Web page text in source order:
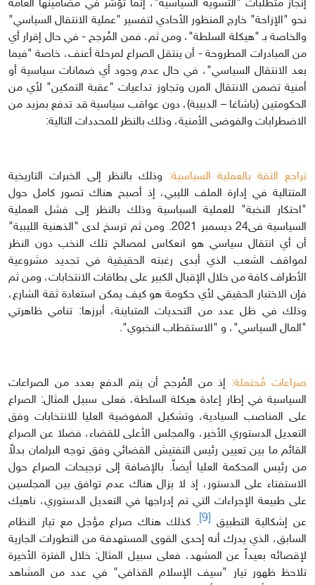
إنجاز متطلبات "التسوية السياسية"، إنما تؤشر في مضامينها العامة
نحو "الإزاحة" خارج المنظور الأحادي لتفسير "عملية الانتقال السياسي"
والخاصة بـ "هيكلة السلطة"، ومن ثم، فمن المُرجح - في حال إقرار أي
من المبادرات المطروحة - أن ينتقل الصراع لمرحلة أعنف، خاصة "فيما
بعد الانتقال السياسي"، في حال عدم وجود أي ضمانات سياسية أو
أمنية تضمن الانتقال المرن وتجاوز تداعيات "عقبة التمكين" لأي من
الحكومتين (باشاغا – الدبيبة)، دون عواقب سياسية قد تدفع بمزيد من
الاضطرابات والفوضى الأمنية، وذلك بالنظر للمحددات التالية:
تراجع الثقة بالعملية السياسية: وذلك بالنظر إلى الخبرات التاريخية
المتتالية في إدارة الملف الليبي، إذ أصبح هناك تصور كامل حول
"احتكار النخبة" للعملية السياسية وذلك بالنظر إلى فشل العملية
السياسية فى24 ديسمبر 2021. ومن ثم ترسخ لدى "الذهنية الليبية"
أن أي انتقال سياسي هو انعكاس لمصالح تلك النخب دون النظر
لمواقف الشعب الذي أبدى رغبته الحقيقية في تجديد مشروعية
الأطراف كافة من خلال الإقبال الكبير على بطاقات الانتخابات، ومن ثم
فإن الاختبار الحقيقي لأي حكومة هو كيف يمكن استعادة ثقة الشارع،
وذلك في ظل عدد من التحديات المتباينة، أبرزها: تنامي ظاهرتي
"المال السياسي"، و "الاستقطاب النخبوي".
صراعات مُحتملة: إذ من المُرجح أن يتم الدفع بعدد من الصراعات
السياسية في إطار إعادة هيكلة السلطة، فعلى سبيل المثال: الصراع
على المناصب السيادية، وتشكيل المفوضية العليا للانتخابات وفق
التعديل الدستوري الأخير، والمجلس الأعلى للقضاء، فضلا عن الصراع
القائم ما بين تعيين رئيس التفتيش القضائي وفق توجه البرلمان بدلاً
من رئيس المحكمة العليا أيضاً. بالإضافة إلى ترجيحات الصراع حول
الاستفتاء على الدستور، إذ لا يزال هناك عدم توافق بين المجلسين
على طبيعة الإجراءات التي تم إدراجها في التعديل الدستوري، ناهيك
عن إشكالية التطبيق
. كذلك هناك صراع مؤجل مع تيار النظام
السابق، الذي يدرك أنه إحدى القوى المستهدفة من التطورات الجارية
لإقصائه بعيداً عن المشهد، فعلى سبيل المثال: خلال الفترة الأخيرة
تلاحظ ظهور تيار "سيف الإسلام القذافي" في عدد من المشاهد